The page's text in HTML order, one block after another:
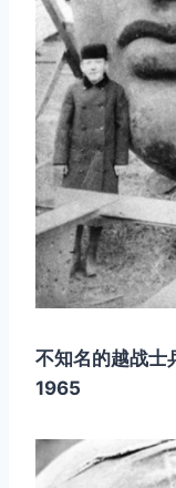
不知名的越战士
1965